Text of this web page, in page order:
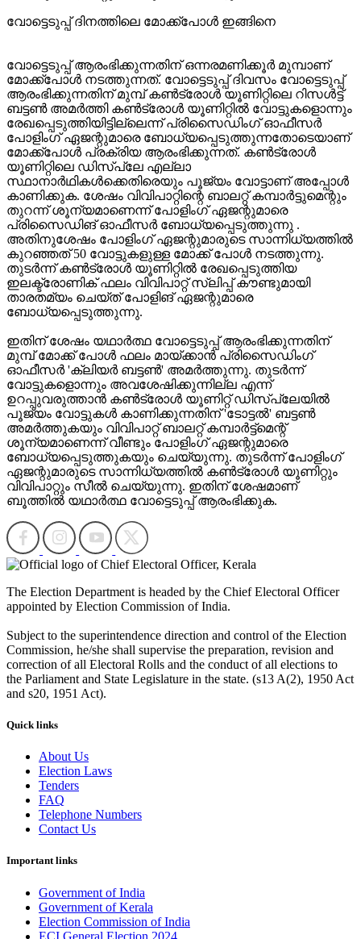
വോട്ടെടുപ്പ് ദിനത്തിലെ മോക്ക്‌പോള്‍ ഇങ്ങിനെ
വോട്ടെടുപ്പ് ആരംഭിക്കുന്നതിന് ഒന്നരമണിക്കൂര്‍ മുമ്പാണ്
മോക്ക്‌പോള്‍ നടത്തുന്നത്. വോട്ടെടുപ്പ് ദിവസം വോട്ടെടുപ്പ്
ആരംഭിക്കുന്നതിന് മുമ്പ് കണ്‍ട്രോള്‍ യൂണിറ്റിലെ റിസള്‍ട്ട്
ബട്ടണ്‍ അമര്‍ത്തി കണ്‍ട്രോള്‍ യൂണിറ്റില്‍ വോട്ടുകളൊന്നും
രേഖപ്പെടുത്തിയിട്ടില്ലെന്ന് പ്രിസൈഡിംഗ് ഓഫീസര്‍
പോളിംഗ് ഏജന്റുമാരെ ബോധ്യപ്പെടുത്തുന്നതോടെയാണ്
മോക്ക്‌പോള്‍ പ്രക്രിയ ആരംഭിക്കുന്നത്. കണ്‍ട്രോള്‍
യൂണിറ്റിലെ ഡിസ്‌പ്ലേ എല്ലാ
സ്ഥാനാര്‍ഥികള്‍ക്കെതിരെയും പൂജ്യം വോട്ടാണ് അപ്പോള്‍
കാണിക്കുക. ശേഷം വിവിപാറ്റിന്റെ ബാലറ്റ് കമ്പാര്‍ട്ടുമെന്റും
തുറന്ന് ശൂന്യമാണെന്ന് പോളിംഗ് ഏജന്റുമാരെ
പ്രിസൈഡിങ് ഓഫീസര്‍ ബോധ്യപ്പെടുത്തുന്നു .
അതിനുശേഷം പോളിംഗ് ഏജന്റുമാരുടെ സാന്നിധ്യത്തില്‍
കുറഞ്ഞത് 50 വോട്ടുകളുള്ള മോക്ക് പോള്‍ നടത്തുന്നു.
തുടര്‍ന്ന് കണ്‍ട്രോള്‍ യൂണിറ്റില്‍ രേഖപ്പെടുത്തിയ
ഇലക്ട്രോണിക് ഫലം വിവിപാറ്റ് സ്ലിപ്പ് കൗണ്ടുമായി
താരതമ്യം ചെയ്ത് പോളിങ് ഏജന്റുമാരെ
ബോധ്യപ്പെടുത്തുന്നു.
ഇതിന് ശേഷം യഥാര്‍ത്ഥ വോട്ടെടുപ്പ് ആരംഭിക്കുന്നതിന്
മുമ്പ് മോക്ക് പോള്‍ ഫലം മായ്ക്കാന്‍ പ്രിസൈഡിംഗ്
ഓഫീസര്‍ 'ക്ലിയര്‍ ബട്ടണ്‍' അമര്‍ത്തുന്നു. തുടര്‍ന്ന്
വോട്ടുകളൊന്നും അവശേഷിക്കുന്നില്ല എന്ന്
ഉറപ്പുവരുത്താന്‍ കണ്‍ട്രോള്‍ യൂണിറ്റ് ഡിസ്പ്ലേയില്‍
പൂജ്യം വോട്ടുകള്‍ കാണിക്കുന്നതിന് 'ടോട്ടല്‍' ബട്ടണ്‍
അമര്‍ത്തുകയും വിവിപാറ്റ് ബാലറ്റ് കമ്പാര്‍ട്ട്മെന്റ്
ശൂന്യമാണെന്ന് വീണ്ടും പോളിംഗ് ഏജന്റുമാരെ
ബോധ്യപ്പെടുത്തുകയും ചെയ്യുന്നു. തുടര്‍ന്ന് പോളിംഗ്
ഏജന്റുമാരുടെ സാന്നിധ്യത്തില്‍ കണ്‍ട്രോള്‍ യൂണിറ്റും
വിവിപാറ്റും സീല്‍ ചെയ്യുന്നു. ഇതിന് ശേഷമാണ്
ബൂത്തില്‍ യഥാര്‍ത്ഥ വോട്ടെടുപ്പ് ആരംഭിക്കുക.
The Election Department is headed by the Chief Electoral Officer
appointed by Election Commission of India.
Subject to the superintendence direction and control of the Election
Commission, he/she shall supervise the preparation, revision and
correction of all Electoral Rolls and the conduct of all elections to
the Parliament and State Legislature in the state. (s13 A(2), 1950 Act
and s20, 1951 Act).
Quick links
About Us
Election Laws
Tenders
FAQ
Telephone Numbers
Contact Us
Important links
Government of India
Government of Kerala
Election Commission of India
ECI General Election 2024